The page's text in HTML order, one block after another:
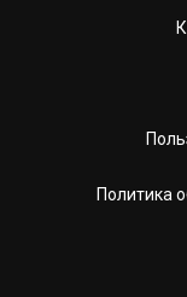
Политика